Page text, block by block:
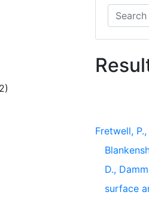
Search
Fretwell,
D.,
surface